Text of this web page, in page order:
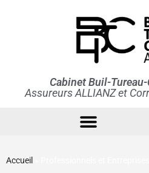
Cabinet Buil-
Assureurs ALLIANZ et
Accueil